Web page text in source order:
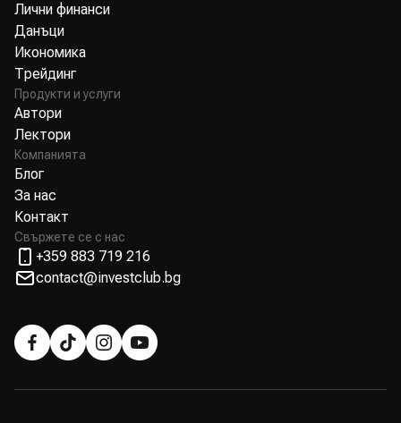
Лични финанси
Данъци
Икономика
Трейдинг
Продукти и услуги
Автори
Лектори
Компанията
Блог
За нас
Контакт
Свържете се с нас
+359 883 719 216
contact@investclub.bg